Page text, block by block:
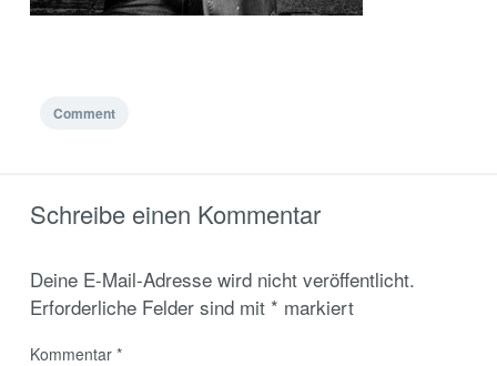
Comment
Schreibe einen Kommentar
Deine E-Mail-Adresse wird nicht veröffentlicht.
Erforderliche Felder sind mit * markiert
Kommentar *